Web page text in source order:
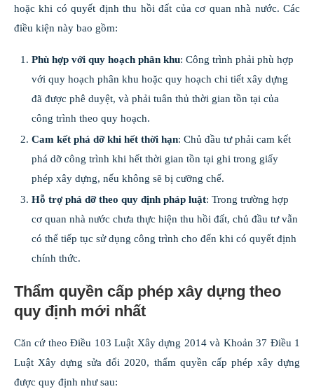
hoặc khi có quyết định thu hồi đất của cơ quan nhà nước. Các
điều kiện này bao gồm:
Phù hợp với quy hoạch phân khu: Công trình phải phù hợp
với quy hoạch phân khu hoặc quy hoạch chi tiết xây dựng
đã được phê duyệt, và phải tuân thủ thời gian tồn tại của
công trình theo quy hoạch.
Cam kết phá dỡ khi hết thời hạn: Chủ đầu tư phải cam kết
phá dỡ công trình khi hết thời gian tồn tại ghi trong giấy
phép xây dựng, nếu không sẽ bị cưỡng chế.
Hỗ trợ phá dỡ theo quy định pháp luật: Trong trường hợp
cơ quan nhà nước chưa thực hiện thu hồi đất, chủ đầu tư vẫn
có thể tiếp tục sử dụng công trình cho đến khi có quyết định
chính thức.
Thẩm quyền cấp phép xây dựng theo
quy định mới nhất
Căn cứ theo Điều 103 Luật Xây dựng 2014 và Khoản 37 Điều 1
Luật Xây dựng sửa đổi 2020, thẩm quyền cấp phép xây dựng
được quy định như sau: